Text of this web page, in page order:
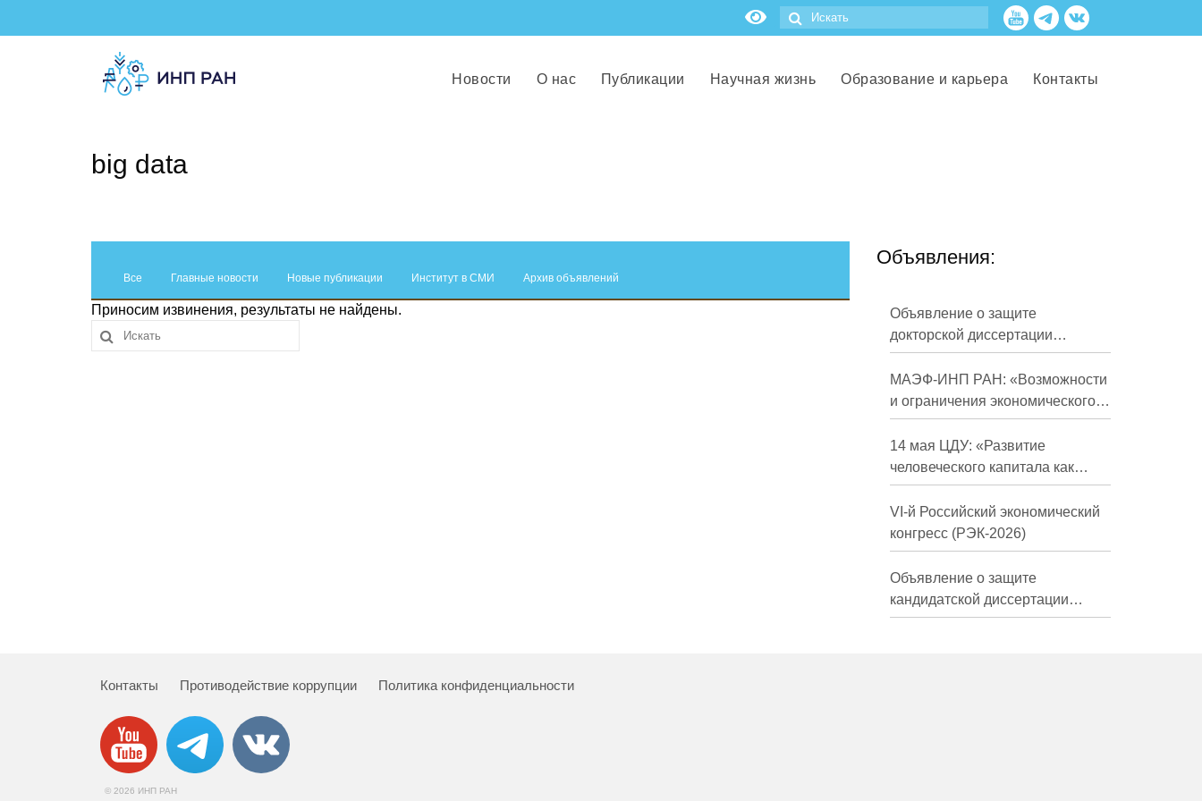
Новости О нас Публикации Научная жизнь Образование и карьера Контакты
big data
Все Главные новости Новые публикации Институт в СМИ Архив объявлений
Приносим извинения, результаты не найдены.
Объявления:
Объявление о защите
докторской диссертации
Кузнецова Михаила
Евгеньевича
МАЭФ-ИНП РАН: «Возможности
и ограничения экономического
развития России в средне- и
долгосрочной перспективе»
14 мая ЦДУ: «Развитие
человеческого капитала как
фактор экономического роста»
VI-й Российский экономический
конгресс (РЭК-2026)
Объявление о защите
кандидатской диссертации
Трындиной Николь Сергеевны
Контакты Противодействие коррупции Политика конфиденциальности
© 2026 ИНП РАН